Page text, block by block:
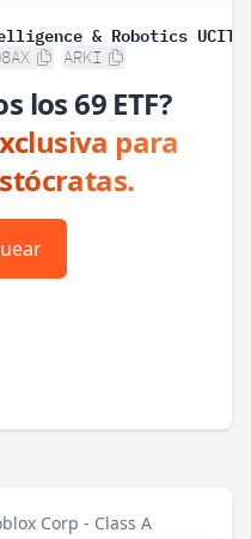
ARKI
los 69 ETF?
para
Corp - Class A